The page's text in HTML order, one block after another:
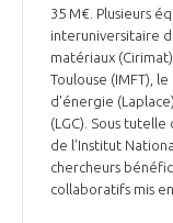
35 M€. Plusieurs
interuniversitaire
matériaux
Toulouse (IMFT),
d'énergie
(LGC). Sous tutelle
de l’Institut
chercheurs
collaboratifs mis